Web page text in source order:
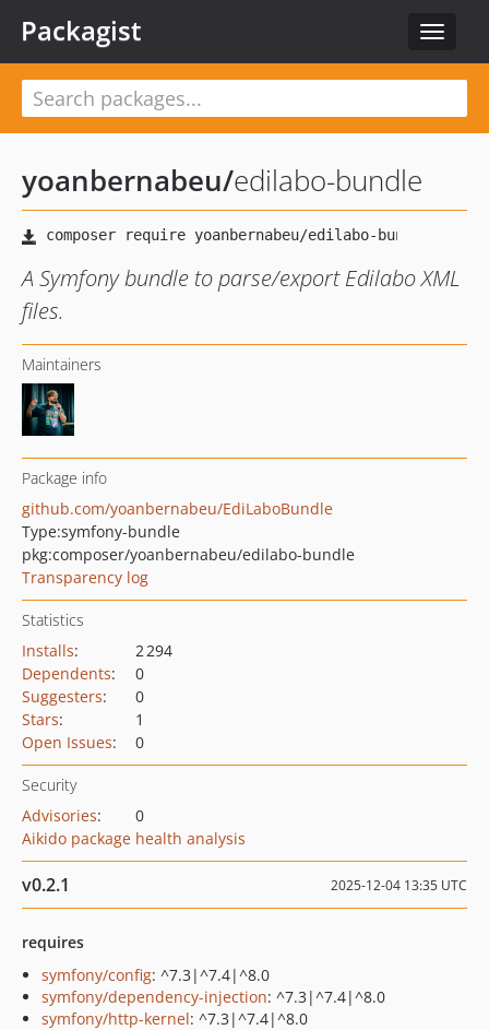
Toggle
Packagist
yoanbernabeu/edilabo-bundle
A Symfony bundle to parse/export Edilabo XML
files.
Maintainers
Package info
github.com/yoanbernabeu/EdiLaboBundle
Type:symfony-bundle
pkg:composer/yoanbernabeu/edilabo-bundle
Transparency log
Statistics
Installs:
2 294
Dependents:
0
Suggesters:
0
Stars:
1
Open Issues: 0
Security
Advisories:
0
Aikido package health analysis
v0.2.1 2025-12-04 13:35 UTC
requires
symfony/config: ^7.3|^7.4|^8.0
symfony/dependency-injection: ^7.3|^7.4|^8.0
symfony/http-kernel: ^7.3|^7.4|^8.0